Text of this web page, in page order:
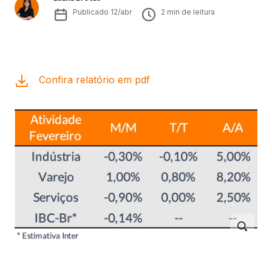
Publicado 12/abr 2 min de leitura
Confira relatório em pdf